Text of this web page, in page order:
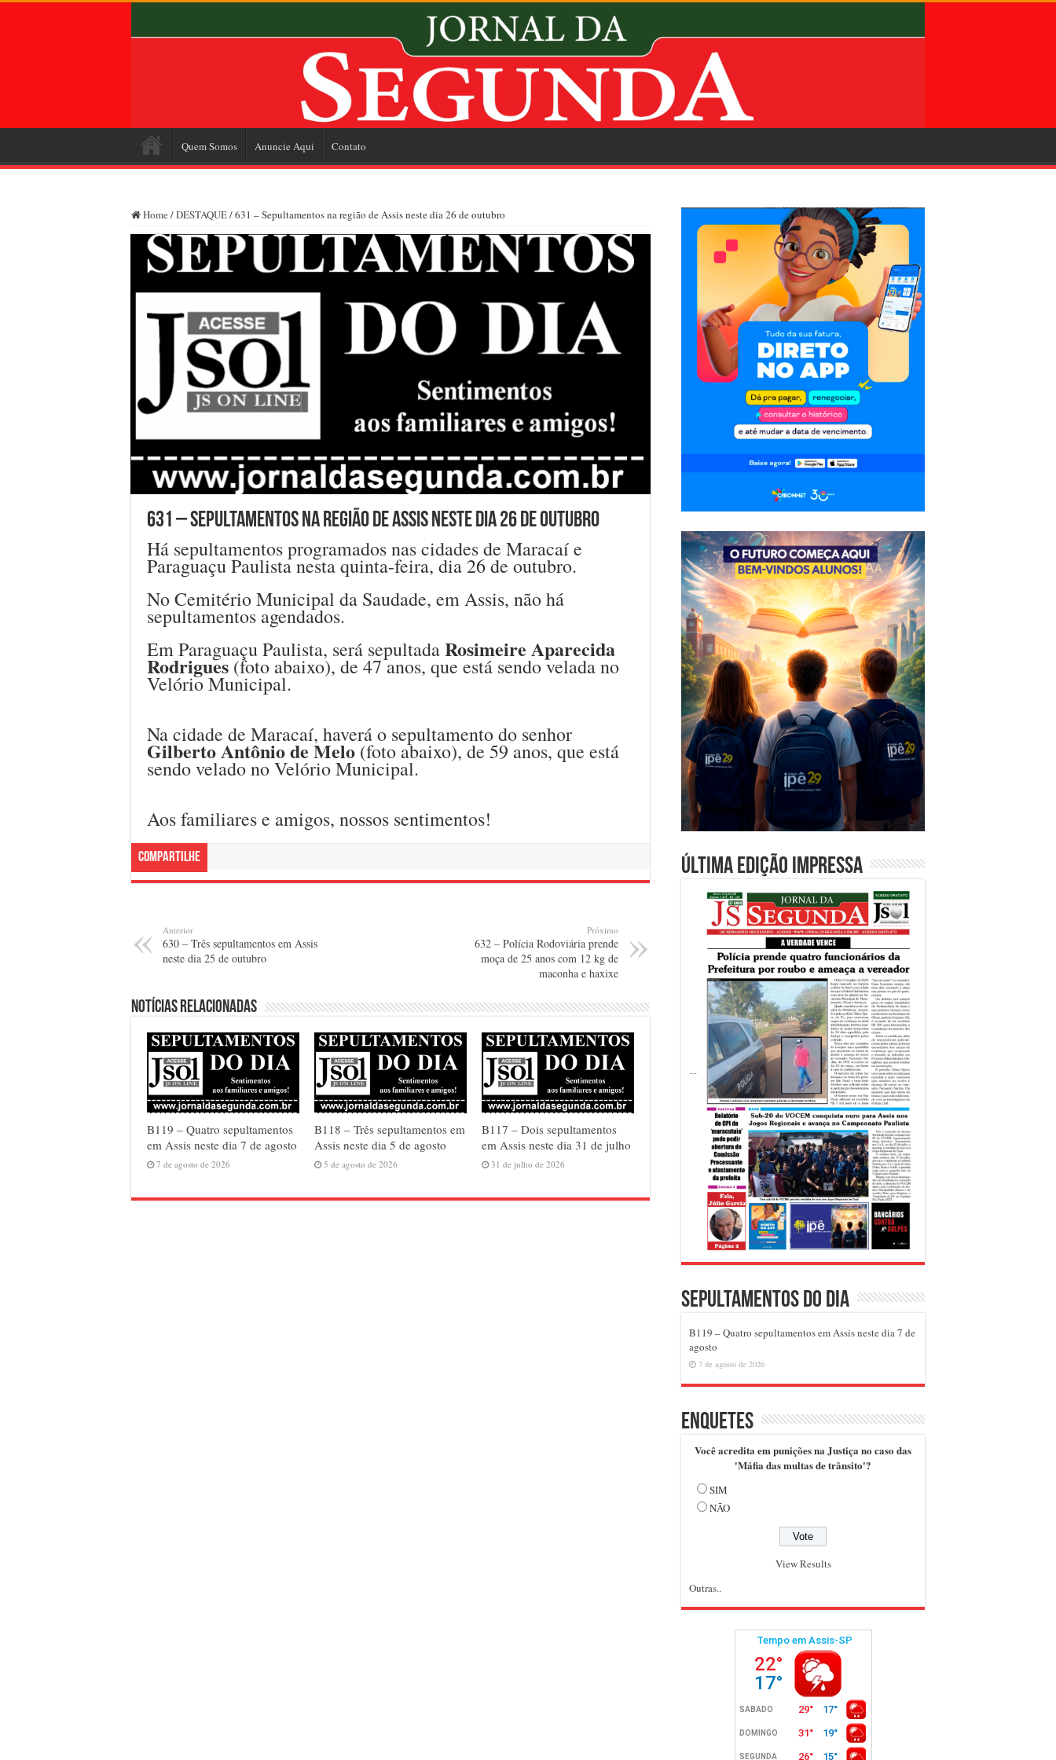
Quem Somos Anuncie Aqui Contato
Home /DESTAQUE/631 – Sepultamentos na região de Assis neste dia 26 de outubro
631 – Sepultamentos na região de Assis neste dia 26 de outubro
Há sepultamentos programados nas cidades de Maracaí e
Paraguaçu Paulista nesta quinta-feira, dia 26 de outubro.
No Cemitério Municipal da Saudade, em Assis, não há
sepultamentos agendados.
Em Paraguaçu Paulista, será sepultadaRosimeire Aparecida
Rodrigues (foto abaixo), de 47 anos, que está sendo velada no
Velório Municipal.
Na cidade de Maracaí, haverá o sepultamento do senhor
Gilberto Antônio de Melo (foto abaixo), de 59 anos, que está
sendo velado no Velório Municipal.
Aos familiares e amigos, nossos sentimentos!
Compartilhe
Anterior
630 – Três sepultamentos em Assis
neste dia 25 de outubro
Próximo
632 – Polícia Rodoviária prende
moça de 25 anos com 12 kg de
maconha e haxixe
Notícias relacionadas
B119 – Quatro sepultamentos
em Assis neste dia 7 de agosto
7 de agosto de 2026
B118 – Três sepultamentos em
Assis neste dia 5 de agosto
5 de agosto de 2026
B117 – Dois sepultamentos
em Assis neste dia 31 de julho
31 de julho de 2026
Última edição impressa
Sepultamentos do dia
B119 – Quatro sepultamentos em Assis neste dia 7 de
agosto
7 de agosto de 2026
Enquetes
Você acredita em punições na Justiça no caso das
'Máfia das multas de trânsito'?
SIM
NÃO
View Results
Outras..